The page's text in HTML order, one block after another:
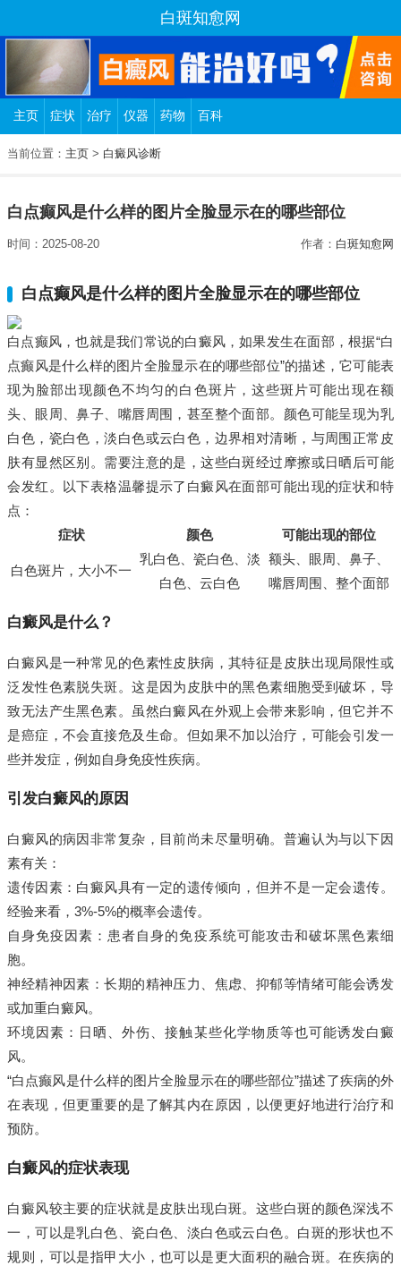
白斑知愈网
主页 症状 治疗 仪器 药物 百科
当前位置： 主页 > 白癜风诊断
白点癫风是什么样的图片全脸显示在的哪些部位
时间：2025-08-20 作者： 白斑知愈网
白点癫风是什么样的图片全脸显示在的哪些部位
白点癫风，也就是我们常说的白癜风，如果发生在面部，根据“白
点癫风是什么样的图片全脸显示在的哪些部位”的描述，它可能表
现为脸部出现颜色不均匀的白色斑片，这些斑片可能出现在额
头、眼周、鼻子、嘴唇周围，甚至整个面部。颜色可能呈现为乳
白色，瓷白色，淡白色或云白色，边界相对清晰，与周围正常皮
肤有显然区别。需要注意的是，这些白斑经过摩擦或日晒后可能
会发红。以下表格温馨提示了白癜风在面部可能出现的症状和特
点：
症状
颜色 可能出现的部位
白色斑片，大小不一
乳白色、瓷白色、淡
白色、云白色
额头、眼周、鼻子、
嘴唇周围、整个面部
白癜风是什么？
白癜风是一种常见的色素性皮肤病，其特征是皮肤出现局限性或
泛发性色素脱失斑。这是因为皮肤中的黑色素细胞受到破坏，导
致无法产生黑色素。虽然白癜风在外观上会带来影响，但它并不
是癌症，不会直接危及生命。但如果不加以治疗，可能会引发一
些并发症，例如自身免疫性疾病。
引发白癜风的原因
白癜风的病因非常复杂，目前尚未尽量明确。普遍认为与以下因
素有关：
遗传因素：白癜风具有一定的遗传倾向，但并不是一定会遗传。
经验来看，3%-5%的概率会遗传。
自身免疫因素：患者自身的免疫系统可能攻击和破坏黑色素细
胞。
神经精神因素：长期的精神压力、焦虑、抑郁等情绪可能会诱发
或加重白癜风。
环境因素：日晒、外伤、接触某些化学物质等也可能诱发白癜
风。
“白点癫风是什么样的图片全脸显示在的哪些部位”描述了疾病的外
在表现，但更重要的是了解其内在原因，以便更好地进行治疗和
预防。
白癜风的症状表现
白癜风较主要的症状就是皮肤出现白斑。这些白斑的颜色深浅不
一，可以是乳白色、瓷白色、淡白色或云白色。白斑的形状也不
规则，可以是指甲大小，也可以是更大面积的融合斑。在疾病的